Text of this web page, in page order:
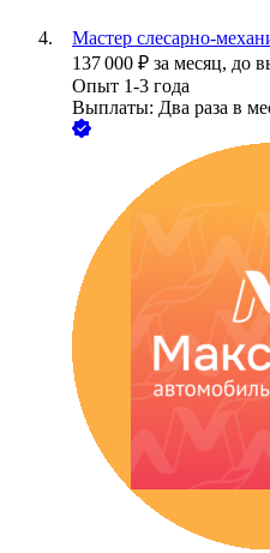
Мастер слесарно-
137 000 ₽ за месяц, до
Опыт 1-3 года
Выплаты: Два раза в